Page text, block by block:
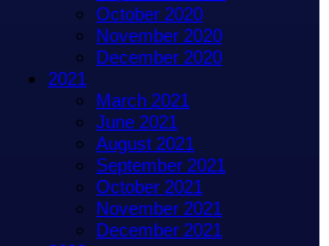
October 2020
November 2020
December 2020
2021
March 2021
June 2021
August 2021
September 2021
October 2021
November 2021
December 2021